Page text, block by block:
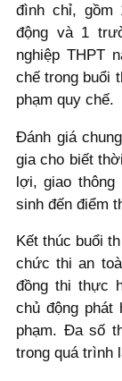
đình chỉ, gồm
động và 1
nghiệp THPT
chế trong buổi
phạm quy chế.
Đánh giá
gia cho biết
lợi, giao thông
sinh đến điểm
Kết thúc buổi
chức thi an
đồng thi thực
chủ động
phạm. Đa số
trong quá trình